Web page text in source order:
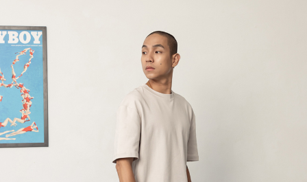
１．透過由恩沛科技股份有限公司提供之「AFTEE先享後付」服務完成之交
易，需依本服務之必要範圍內提供個人資料，並將交易相關給付款項請求債
權轉讓予恩沛科技股份有限公司。
２．關於個人資料處理事宜，請瀏覽以下網址：
https://aftee.tw/terms/#terms3
３．未成年的使用者請事先徵得法定代理人或監護人之同意方可使用
「AFTEE先享後付」，若未經同意申辦者引起之損失，本公司不負相關責
任。
４．使用「AFTEE先享後付」時，將依據個別帳號之用戶狀況，依本公司即
時審查核予不同之上限額度；若仍有額度不足之情形，本公司將視審查結果
５．嚴禁一人註冊多個帳號或使用他人資訊註冊。若發現惡意使用之情形，
每筆NT$60，滿NT$2,000(含以上)免運費
付款後7-11取貨
每筆NT$60，滿NT$2,000(含以上)免運費
宅配
每筆NT$60，滿NT$2,000(含以上)免運費
宅配_離島